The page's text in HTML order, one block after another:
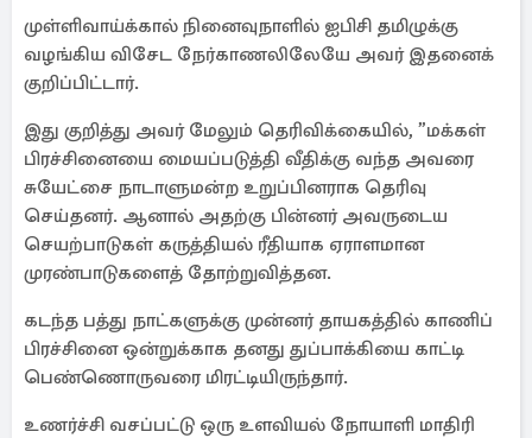
முள்ளிவாய்க்கால் நினைவுநாளில் ஐபிசி தமிழுக்கு
வழங்கிய விசேட நேர்காணலிலேயே அவர் இதனைக்
குறிப்பிட்டார்.
இது குறித்து அவர் மேலும் தெரிவிக்கையில், ”மக்கள்
பிரச்சினையை மையப்படுத்தி வீதிக்கு வந்த அவரை
சுயேட்சை நாடாளுமன்ற உறுப்பினராக தெரிவு
செய்தனர். ஆனால் அதற்கு பின்னர் அவருடைய
செயற்பாடுகள் கருத்தியல் ரீதியாக ஏராளமான
முரண்பாடுகளைத் தோற்றுவித்தன.
கடந்த பத்து நாட்களுக்கு முன்னர் தாயகத்தில் காணிப்
பிரச்சினை ஒன்றுக்காக தனது துப்பாக்கியை காட்டி
பெண்ணொருவரை மிரட்டியிருந்தார்.
உணர்ச்சி வசப்பட்டு ஒரு உளவியல் நோயாளி மாதிரி